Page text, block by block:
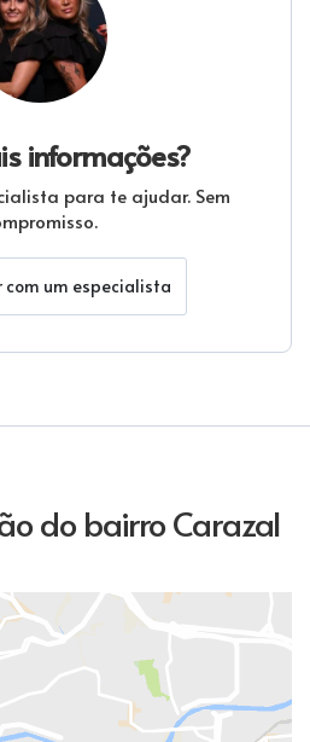
informações?
para te ajudar. Sem
com um especialista
do bairro Carazal